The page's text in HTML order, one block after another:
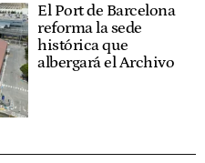
El Port de Barcelona
reforma la sede
histórica que
albergará el Archivo